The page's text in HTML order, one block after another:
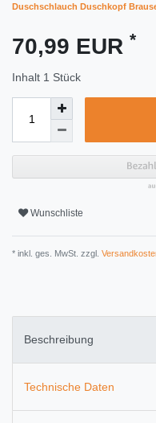
Duschschlauch Duschkopf
70,99 EUR *
Inhalt 1 Stück
Wunschliste
* inkl. ges. MwSt. zzgl.
Beschreibung
Technische Daten